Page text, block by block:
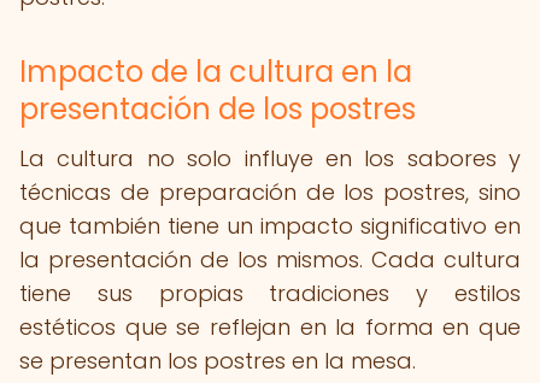
Impacto de la cultura en la
presentación de los postres
La cultura no solo influye en los sabores y
técnicas de preparación de los postres, sino
que también tiene un impacto significativo en
la presentación de los mismos. Cada cultura
tiene sus propias tradiciones y estilos
estéticos que se reflejan en la forma en que
se presentan los postres en la mesa.